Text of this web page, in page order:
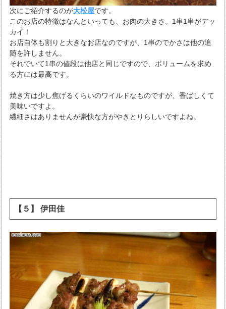
次にご紹介するのが大松屋です。
このお店の特徴はなんといっても、お肉の大きさ。1串1串がデッ
カイ！
お店自体も割りと大きなお店なのですが、1串のでかさは他の追
随を許しません。
それでいて1串の値段は他店と同じですので、ボリュームを求め
る方には最高です。
焼き方は少し焦げるくらいのワイルドなものですが、香ばしくて
美味いですよ。
繊細さはありませんが豪快な方がやきとりらしいですよね。
【５】 伊田佳